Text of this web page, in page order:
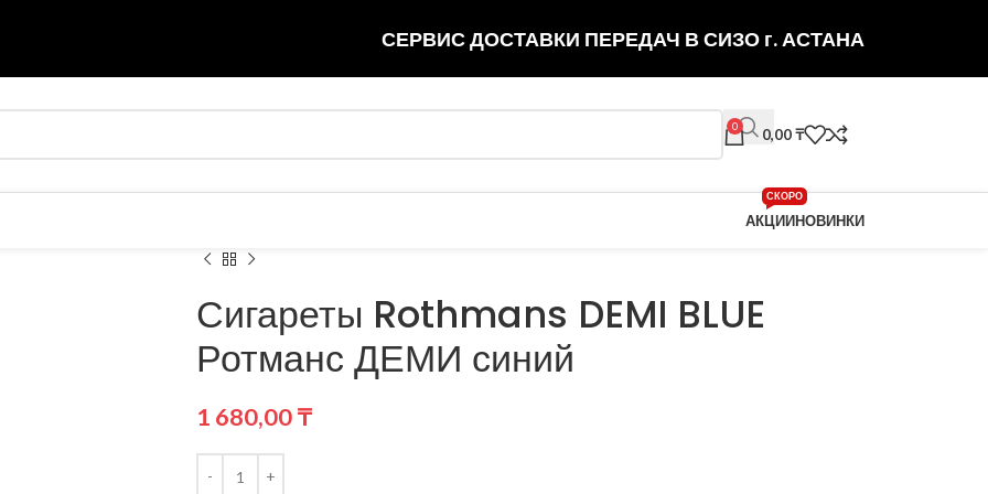
СЕРВИС ДОСТАВКИ ПЕРЕДАЧ В СИЗО г. АСТАНА
0 0,00₸
АКЦИИ
СКОРО
НОВИНКИ
Сигареты Rothmans DEMI BLUE
Ротманс ДЕМИ синий
1 680,00₸